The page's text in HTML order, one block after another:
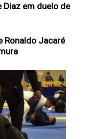
Diaz em duelo de
Ronaldo Jacaré